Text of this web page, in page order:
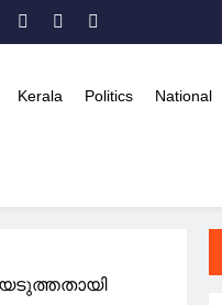
Kerala Politics National